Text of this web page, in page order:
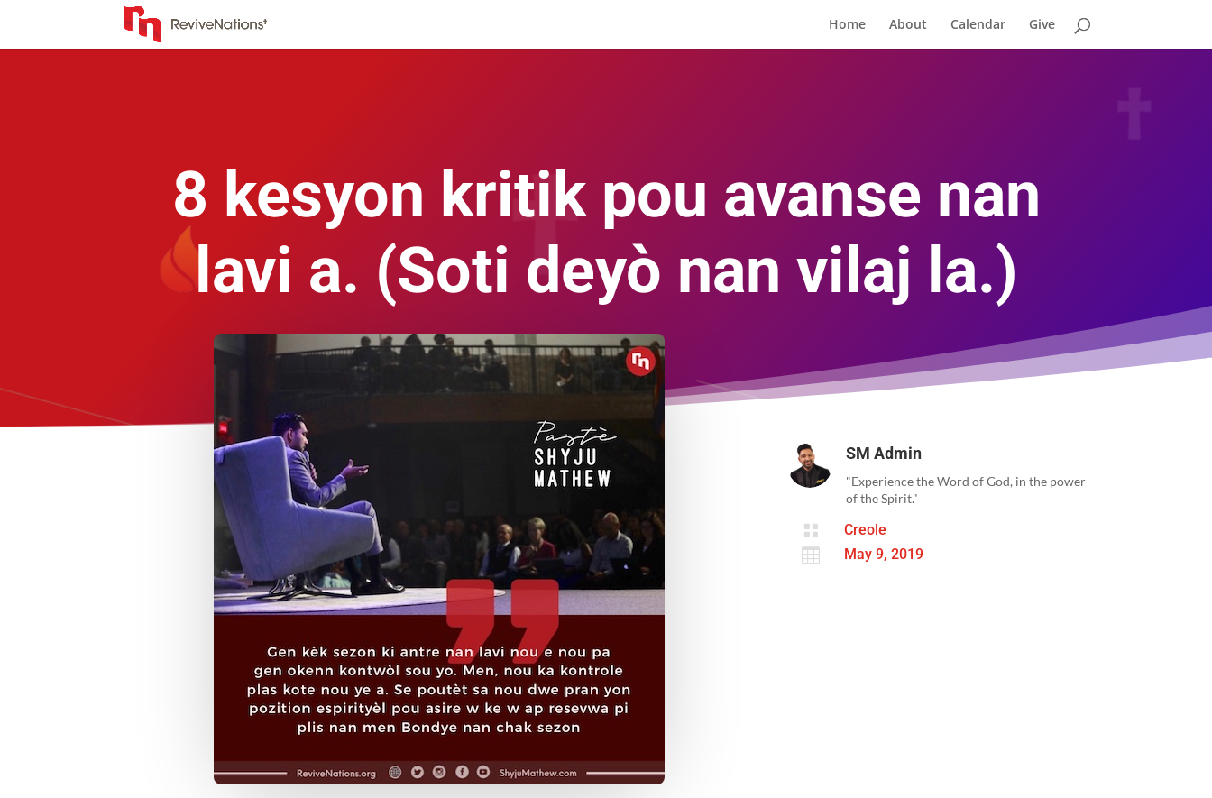
Home About Calendar Give
8 kesyon kritik pou avanse nan
lavi a. (Soti deyò nan vilaj la.)
SM Admin
"Experience the Word of God, in the power
of the Spirit."
 Creole
 May 9, 2019